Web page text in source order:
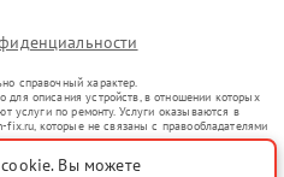
справочный характер.
для описания устройств, в отношении которых
услуги по ремонту. Услуги оказываются в
которые не связаны с правообладателями
в гражданский оборот в соответствии
cookie. Вы можете